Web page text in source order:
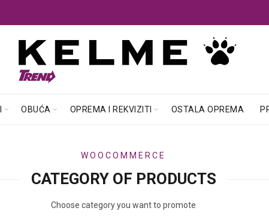
OBUĆA OPREMA I REKVIZITI OSTALA OPREMA
WOOCOMMERCE
CATEGORY OF PRODUCTS
Choose category you want to promote